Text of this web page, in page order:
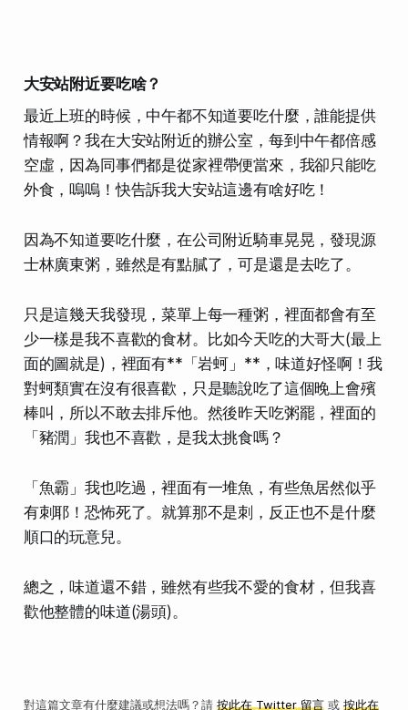
大安站附近要吃啥？
最近上班的時候，中午都不知道要吃什麼，誰能提供
情報啊？我在大安站附近的辦公室， 每到中午都倍感
空虛 ，因為同事們都是從家裡帶便當來，我卻只能吃
外食，嗚嗚！快告訴我大安站這邊有啥好吃！
因為不知道要吃什麼，在公司附近騎車晃晃，發現源
士林廣東粥，雖然是有點膩了，可是還是去吃了。
只是這幾天我發現，菜單上每一種粥， 裡面都會有至
少一樣是我不喜歡的食材。比如今天吃的大哥大(最上
面的圖就是)，裡面有**「岩蚵」**，味道好怪啊！我
對蚵類實在沒有很喜歡，只是聽說吃了這個晚上會殯
棒叫，所以不敢去排斥他。然後昨天吃粥罷，裡面的
「豬潤」我也不喜歡，是我太挑食嗎？
「魚霸」我也吃過，裡面有一堆魚，有些魚居然似乎
有刺耶！恐怖死了。就算那不是刺，反正也不是什麼
順口的玩意兒。
總之，味道還不錯，雖然有些我不愛的食材，但我喜
歡他整體的味道(湯頭)。
對這篇文章有什麼建議或想法嗎？請 按此在 Twitter 留言或 按此在